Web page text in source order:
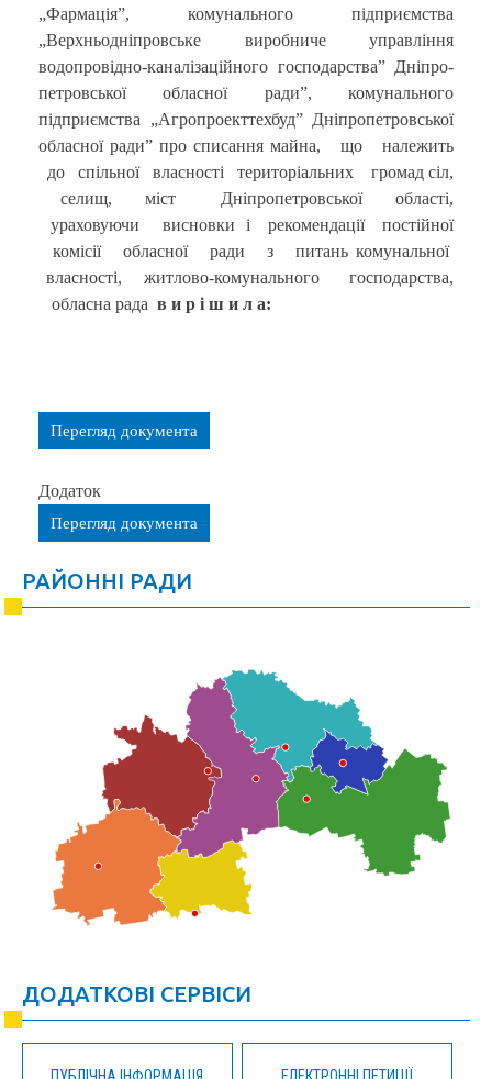
„Фармація”, комунального підприємства
„Верхньодніпровське виробниче управління
водопровідно-каналізаційного господарства” Дніпро-
петровської обласної ради”, комунального
підприємства „Агропроекттехбуд” Дніпропетровської
обласної ради” про списання майна, що належить
до спільної власності територіальних громад сіл,
селищ, міст Дніпропетровської області,
ураховуючи висновки і рекомендації постійної
комісії обласної ради з питань комунальної
власності, житлово-комунального господарства,
обласна рада в и р і ш и л а:
Перегляд документа
Додаток
Перегляд документа
РАЙОННІ РАДИ
ДОДАТКОВІ СЕРВІСИ